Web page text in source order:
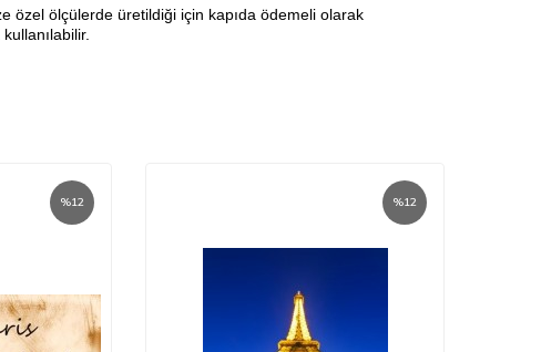
özel ölçülerde üretildiği için kapıda ödemeli olarak
%12 %12